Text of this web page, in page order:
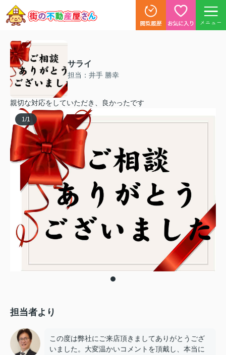
メニュー
サライ
担当：井手 勝幸
親切な対応をしていただき、良かったです
1 /1
担当者より
この度は弊社にご来店頂きましてありがとうござ
いました。大変温かいコメントを頂戴し、本当に